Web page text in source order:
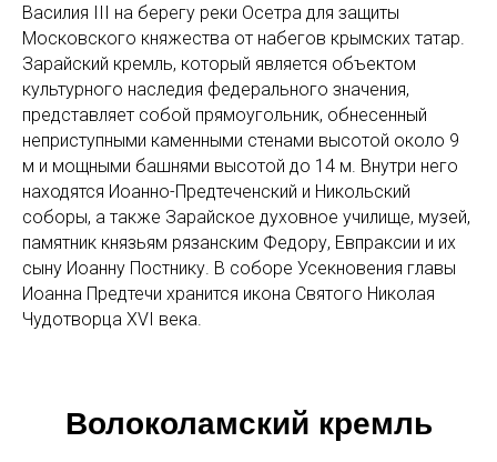
Василия III на берегу реки Осетра для защиты
Московского княжества от набегов крымских татар.
Зарайский кремль, который является объектом
культурного наследия федерального значения,
представляет собой прямоугольник, обнесенный
неприступными каменными стенами высотой около 9
м и мощными башнями высотой до 14 м. Внутри него
находятся Иоанно-Предтеченский и Никольский
соборы, а также Зарайское духовное училище, музей,
памятник князьям рязанским Федору, Евпраксии и их
сыну Иоанну Постнику. В соборе Усекновения главы
Иоанна Предтечи хранится икона Святого Николая
Чудотворца XVI века.
Волоколамский кремль